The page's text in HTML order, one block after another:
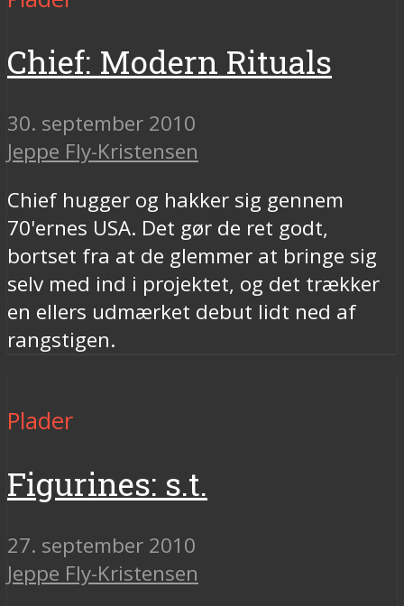
Chief: Modern Rituals
30. september 2010
Jeppe Fly-Kristensen
Chief hugger og hakker sig gennem
70'ernes USA. Det gør de ret godt,
bortset fra at de glemmer at bringe sig
selv med ind i projektet, og det trækker
en ellers udmærket debut lidt ned af
rangstigen.
Plader
Figurines: s.t.
27. september 2010
Jeppe Fly-Kristensen